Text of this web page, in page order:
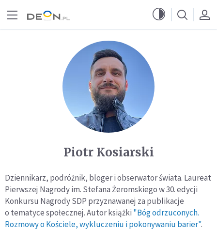
Piotr Kosiarski
Dziennikarz, podróżnik, bloger i obserwator świata. Laureat
Pierwszej Nagrody im. Stefana Żeromskiego w 30. edycji
Konkursu Nagrody SDP przyznawanej za publikacje
o tematyce społecznej. Autor książki "Bóg odrzuconych.
Rozmowy o Kościele, wykluczeniu i pokonywaniu barier".